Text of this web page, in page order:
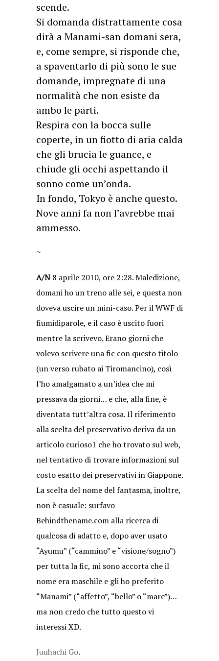
scende.
Si domanda distrattamente cosa
dirà a Manami-san domani sera,
e, come sempre, si risponde che,
a spaventarlo di più sono le sue
domande, impregnate di una
normalità che non esiste da
ambo le parti.
Respira con la bocca sulle
coperte, in un fiotto di aria calda
che gli brucia le guance, e
chiude gli occhi aspettando il
sonno come un’onda.
In fondo, Tokyo è anche questo.
Nove anni fa non l’avrebbe mai
ammesso.
~
A/N 8 aprile 2010, ore 2:28. Maledizione,
domani ho un treno alle sei, e questa non
doveva uscire un mini-caso. Per il WWF di
fiumidiparole, e il caso è uscito fuori
mentre la scrivevo. Erano giorni che
volevo scrivere una fic con questo titolo
(un verso rubato ai Tiromancino), così
l’ho amalgamato a un’idea che mi
pressava da giorni… e che, alla fine, è
diventata tutt’altra cosa. Il riferimento
alla scelta del preservativo deriva da un
articolo curioso1 che ho trovato sul web,
nel tentativo di trovare informazioni sul
costo esatto dei preservativi in Giappone.
La scelta del nome del fantasma, inoltre,
non è casuale: surfavo
Behindthename.com alla ricerca di
qualcosa di adatto e, dopo aver usato
“Ayumu” (“cammino” e “visione/sogno”)
per tutta la fic, mi sono accorta che il
nome era maschile e gli ho preferito
“Manami” (“affetto”, “bello” o “mare”)…
ma non credo che tutto questo vi
interessi XD.
Juuhachi Go.